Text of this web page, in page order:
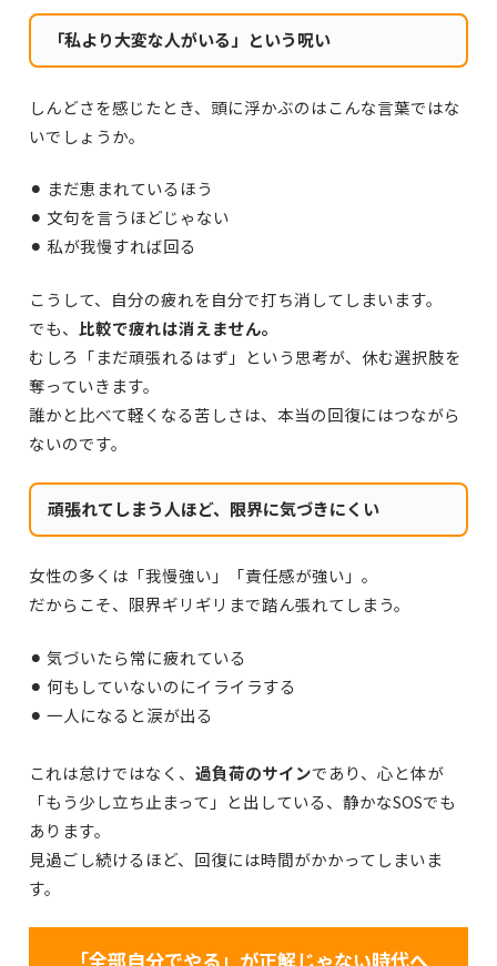
「私より大変な人がいる」という呪い
しんどさを感じたとき、頭に浮かぶのはこんな言葉ではな
いでしょうか。
⚫︎ まだ恵まれているほう
⚫︎ 文句を言うほどじゃない
⚫︎ 私が我慢すれば回る
こうして、自分の疲れを自分で打ち消してしまいます。
でも、 比較で疲れは消えません。
むしろ「まだ頑張れるはず」という思考が、休む選択肢を
奪っていきます。
誰かと比べて軽くなる苦しさは、本当の回復にはつながら
ないのです。
頑張れてしまう人ほど、限界に気づきにくい
女性の多くは「我慢強い」「責任感が強い」。
だからこそ、限界ギリギリまで踏ん張れてしまう。
⚫︎ 気づいたら常に疲れている
⚫︎ 何もしていないのにイライラする
⚫︎ 一人になると涙が出る
これは怠けではなく、過負荷のサインであり、心と体が
「もう少し立ち止まって」と出している、静かなSOSでも
あります。
見過ごし続けるほど、回復には時間がかかってしまいま
す。
「全部自分でやる」が正解じゃない時代へ